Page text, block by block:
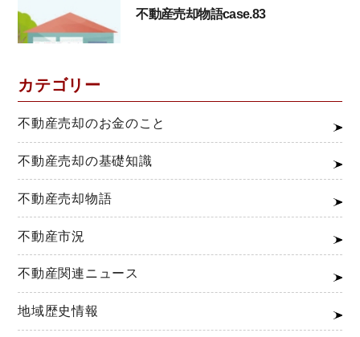
不動産売却物語case.83
カテゴリー
不動産売却のお金のこと
不動産売却の基礎知識
不動産売却物語
不動産市況
不動産関連ニュース
地域歴史情報